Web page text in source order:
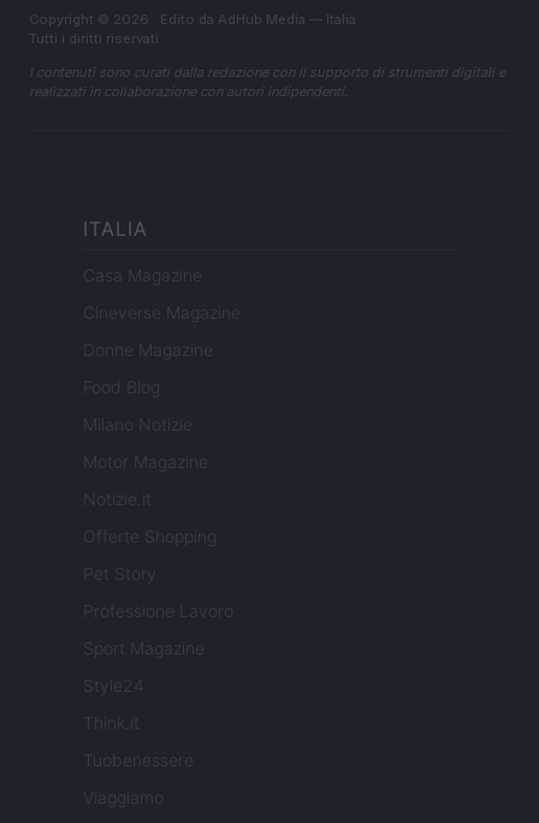
Copyright © 2026 · Edito da AdHub Media — Italia
Tutti i diritti riservati
I contenuti sono curati dalla redazione con il supporto di strumenti digitali e
realizzati in collaborazione con autori indipendenti.
ITALIA
Casa Magazine
Cineverse Magazine
Donne Magazine
Food Blog
Milano Notizie
Motor Magazine
Notizie.it
Offerte Shopping
Pet Story
Professione Lavoro
Sport Magazine
Style24
Think.it
Tuobenessere
Viaggiamo